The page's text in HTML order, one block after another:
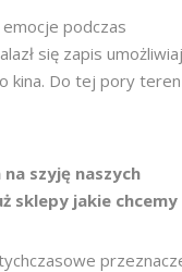
podczas
się zapis
kina. Do tej pory teren
szyję naszych
sklepy jakie chcemy